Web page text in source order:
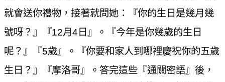
就會送你禮物，接著就問她：『你的生日是幾月幾
號呀？』『 12月4 日』。『今年是你幾歲的生日
呢？』『 5歲』。『你要和家人到哪裡慶祝你的五歲
生日？』『摩洛哥』。答完這些『通關密語』後，